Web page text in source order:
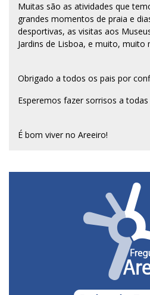
Muitas são as atividades que
grandes momentos de praia e
desportivas, as visitas aos
Jardins de Lisboa, e muito, muito
Obrigado a todos os pais por
Esperemos fazer sorrisos a todas
É bom viver no Areeiro!